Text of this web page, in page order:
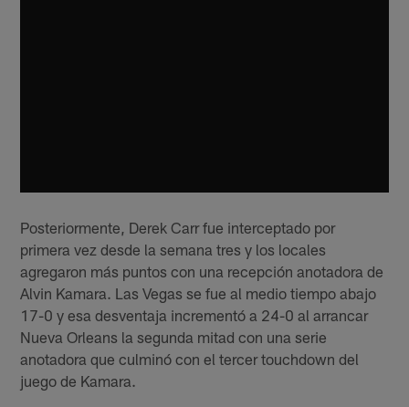
Posteriormente, Derek Carr fue interceptado por
primera vez desde la semana tres y los locales
agregaron más puntos con una recepción anotadora de
Alvin Kamara. Las Vegas se fue al medio tiempo abajo
17-0 y esa desventaja incrementó a 24-0 al arrancar
Nueva Orleans la segunda mitad con una serie
anotadora que culminó con el tercer touchdown del
juego de Kamara.